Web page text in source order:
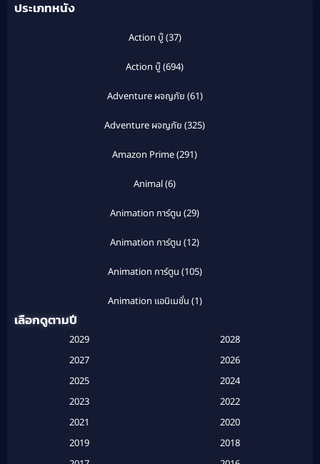
ประเภทหนัง
Action บู๊(37)
Action บู๊(694)
Adventure ผจญภัย (61)
Adventure ผจญภัย (325)
Amazon Prime(291)
Animal(6)
Animation การ์ตูน (29)
Animation การ์ตูน (12)
Animation การ์ตูน (105)
Animation แอนิเมชั่น (1)
Based on a True Story สร้างจากเรื่องจริง(2)
Based on a True Story เรื่องจริง (20)
เลือกดูตามปี
2029
2028
2027
2026
2025
2024
2023
2022
2021
2020
2019
2018